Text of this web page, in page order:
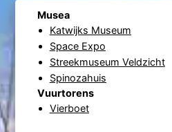
Musea
Katwijks Museum
Space Expo
Streekmuseum Veldzicht
Spinozahuis
Vuurtorens
Vierboet